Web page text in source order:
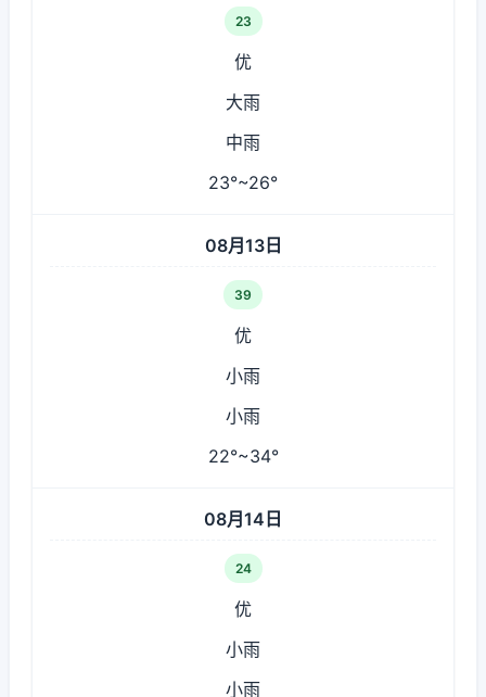
23
优
大雨
中雨
23°~26°
08月13日
39
优
小雨
小雨
22°~34°
08月14日
24
优
小雨
小雨